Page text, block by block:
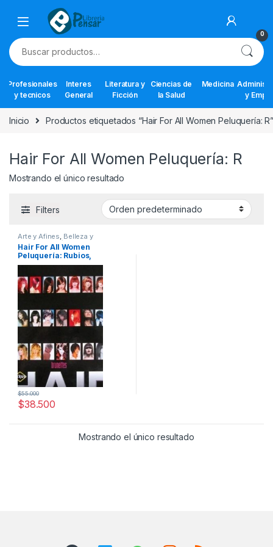
Skip to navigation
Skip to content
0
Buscar por:
Profesionales
y tecnicos
Interes
General
Literatura y
Ficción
Ciencias de
la Salud
Medicina
y
Inicio Productos etiquetados “Hair For All Women Peluquería:
Hair For All Women Peluquería: R
Mostrando el único resultado
Filters
Arte y Afines Belleza y
Cosmetología, Interes General
Ofertas,Temas Varios
Hair For All Women
Peluquería: Rubios,
Castaños, Rojizos – Lexus
$38.500
$55.000
Mostrando el único resultado